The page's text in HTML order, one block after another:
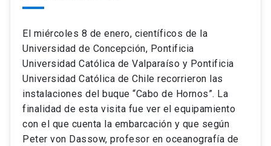
El miércoles 8 de enero, científicos de la
Universidad de Concepción, Pontificia
Universidad Católica de Valparaíso y Pontificia
Universidad Católica de Chile recorrieron las
instalaciones del buque “Cabo de Hornos”. La
finalidad de esta visita fue ver el equipamiento
con el que cuenta la embarcación y que según
Peter von Dassow, profesor en oceanografía de